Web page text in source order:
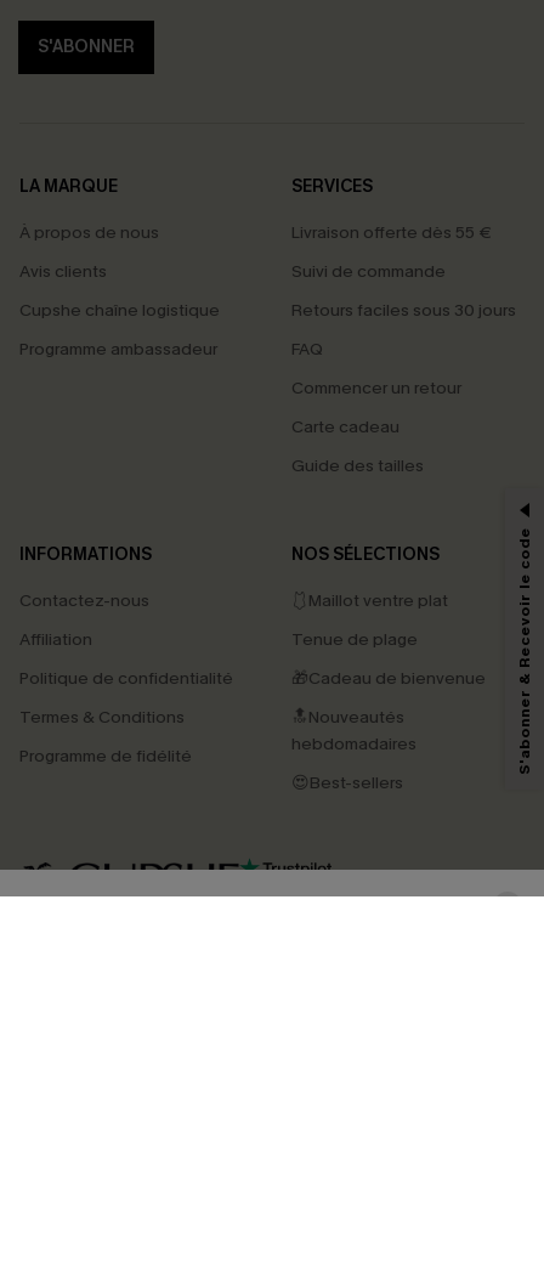
S'ABONNER
LA MARQUE
À propos de nous
Avis clients
Cupshe chaîne logistique
Programme ambassadeur
SERVICES
Livraison offerte dès 55 €
Suivi de commande
Retours faciles sous 30 jours
FAQ
Commencer un retour
Carte cadeau
Guide des tailles
INFORMATIONS
Contactez-nous
Affiliation
Politique de confidentialité
Termes & Conditions
Programme de fidélité
NOS SÉLECTIONS
🩱Maillot ventre plat
Tenue de plage
🎁Cadeau de bienvenue
🔝Nouveautés
hebdomadaires
😍Best-sellers
4.3
PROFITEZ DE -15%
marketing (y compris du contenu généré par l'IA) de Cupshe et
pouvons utiliser les données collectées sur notre site ainsi que des
savoir si ceux-ci ont été ouverts, de mesurer votre engagement, de
personnaliser nos contenus et nos offres, et de vous recommander des
produits susceptibles de vous intéresser, conformément à notre
Politique de
. Vous pouvez vous désabonner à tout moment.
S'abonner & Recevoir le code